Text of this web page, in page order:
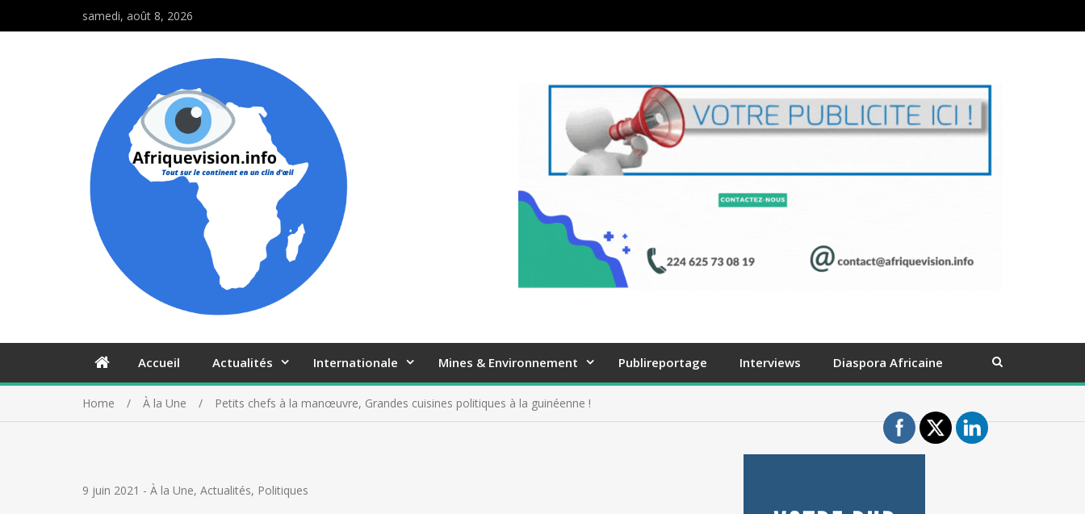
samedi, août 8, 2026
Accueil Actualités Internationale Mines & Environnement Publireportage Interviews Diaspora Africaine
Home À la Une Petits chefs à la manœuvre, Grandes cuisines politiques à la guinéenne !
9 juin 2021 - À la Une, Actualités, Politiques